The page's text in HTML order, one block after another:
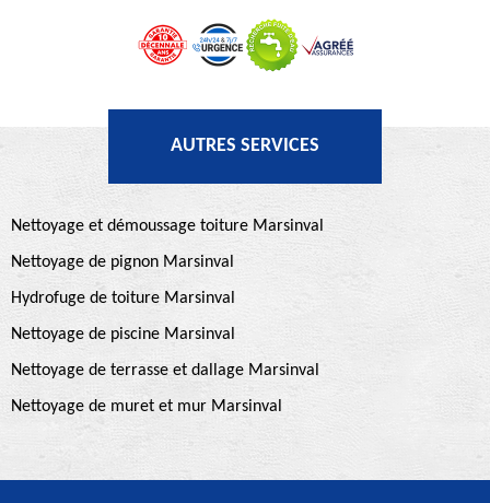
AUTRES SERVICES
Nettoyage et démoussage toiture Marsinval
Nettoyage de pignon Marsinval
Hydrofuge de toiture Marsinval
Nettoyage de piscine Marsinval
Nettoyage de terrasse et dallage Marsinval
Nettoyage de muret et mur Marsinval